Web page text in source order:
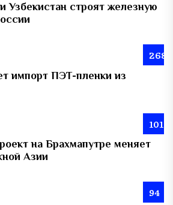
Узбекистан строят железную
268
импорт ПЭТ-пленки из
101
на Брахмапутре меняет
Азии
94